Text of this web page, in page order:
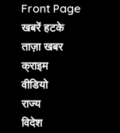
Front Page
खबरें हटके
ताज़ा खबर
क्राइम
वीडियो
राज्य
विदेश